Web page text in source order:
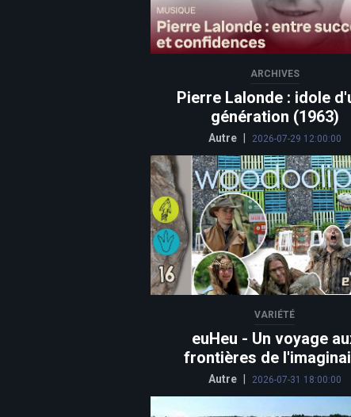
ARCHIVES
Pierre Lalonde : idole
génération (1963)
Autre 2026-07-29 12:00:00
VARIÉTÉ
euHeu - Un voyage
frontières de
Autre 2026-07-31 18:00:00